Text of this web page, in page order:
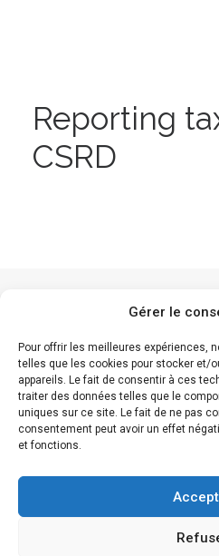
Gérer le
Pour offrir les meilleures expériences,
telles que les cookies pour stocker et/
appareils. Le fait de consentir à ces
traiter des données telles que le
uniques sur ce site. Le fait de ne pas
consentement peut avoir un effet
et fonctions.
Reporting
CSRD
©2025 KPI Intelligence – Tous
Politique de confidentialité